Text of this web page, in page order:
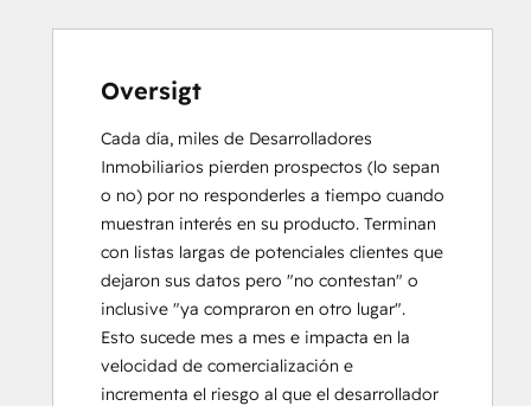
Oversigt
Cada día, miles de Desarrolladores
Inmobiliarios pierden prospectos (lo sepan
o no) por no responderles a tiempo cuando
muestran interés en su producto. Terminan
con listas largas de potenciales clientes que
dejaron sus datos pero "no contestan" o
inclusive "ya compraron en otro lugar".
Esto sucede mes a mes e impacta en la
velocidad de comercialización e
incrementa el riesgo al que el desarrollador